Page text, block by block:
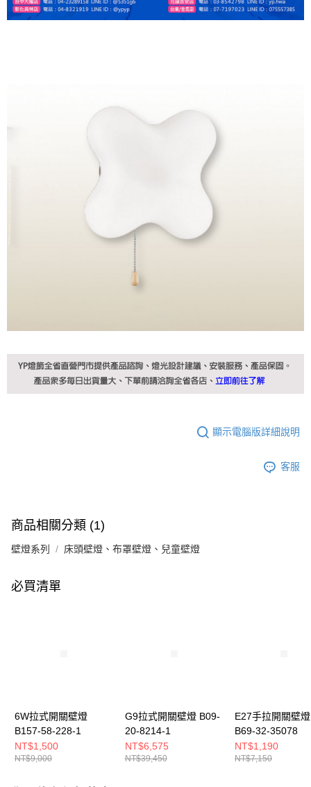
顯示電腦版詳細說明
客服
商品相關分類 (1)
壁燈系列 床頭壁燈、布罩壁燈、兒童壁燈
必買清單
6W拉式開關壁燈
B157-58-228-1
NT$1,500
NT$9,000
G9拉式開關壁燈 B09-
20-8214-1
NT$6,575
NT$39,450
E27手拉開關壁燈
B69-32-35078
NT$1,190
NT$7,150